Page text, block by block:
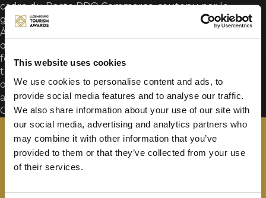
This website uses cookies
We use cookies to personalise content and ads, to
provide social media features and to analyse our traffic.
We also share information about your use of our site with
our social media, advertising and analytics partners who
may combine it with other information that you’ve
provided to them or that they’ve collected from your use
of their services.
cadre du Pacte PRO Commerce, soutenu par le
gouvernement.
À partir de 2018, Sebastian Reddeker a travaillé en tant
que Content & Innovation Manager chez Luxembourg
for Tourism, l’agence nationale de marketing
touristique du Luxembourg, avant d’en prendre
officiellement la direction en octobre de la même
année.
Comments are closed.